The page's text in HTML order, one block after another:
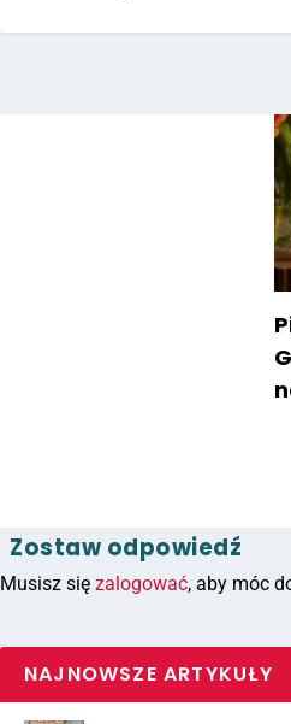
Zostaw odpowiedź
Musisz się zalogować, aby móc
NAJNOWSZE ARTYKUŁY